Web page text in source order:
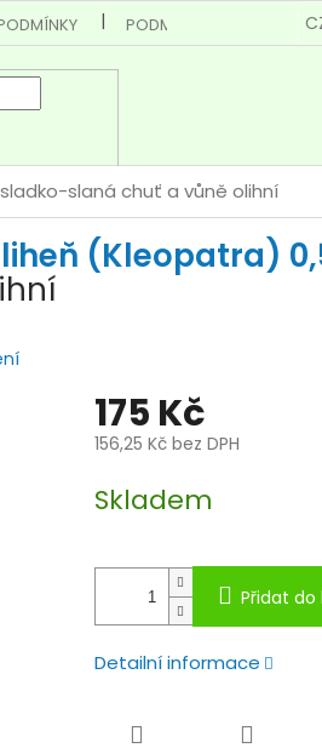
PODMÍNKY OCHRANY
slaná chuť a vůně olihní
(Kleopatra)
175 Kč
156,25 Kč bez DPH
cena:
Skladem
Přidat do
Detailní informace